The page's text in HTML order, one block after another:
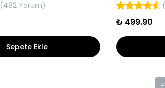
(482 Yorum)
Sepete Ekle
(
₺ 499.90